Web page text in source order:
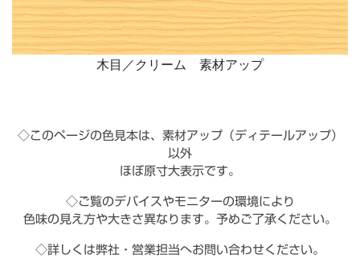
木目／クリーム 素材アップ
◇このページの色見本は、素材アップ（ディテールアップ）
以外
ほぼ原寸大表示です。
◇ご覧のデバイスやモニターの環境により
色味の見え方や大きさ異なります。予めご了承ください。
◇詳しくは弊社・営業担当へお問い合わせください。